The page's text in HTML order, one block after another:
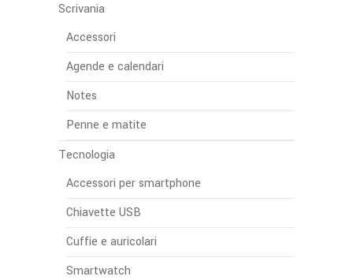
Scrivania
Accessori
Agende e calendari
Notes
Penne e matite
Tecnologia
Accessori per smartphone
Chiavette USB
Cuffie e auricolari
Smartwatch